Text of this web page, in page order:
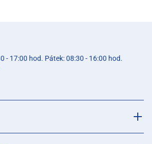
- 17:00 hod. Pátek: 08:30 - 16:00 hod.